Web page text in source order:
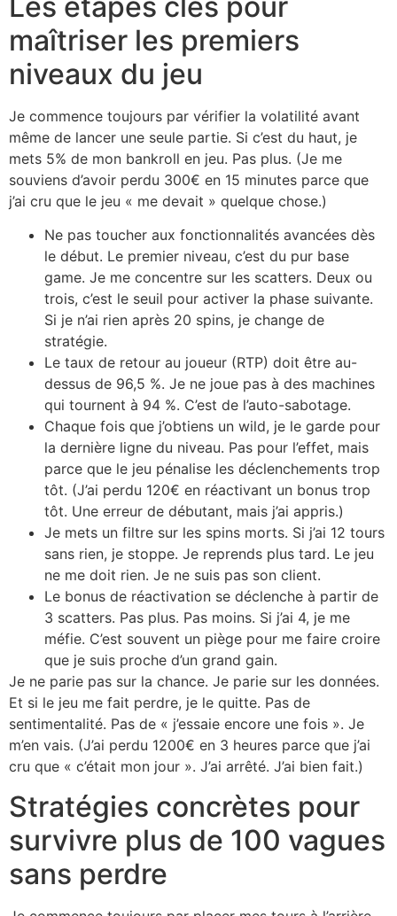
maîtriser les premiers
niveaux du jeu
Je commence toujours par vérifier la volatilité avant
même de lancer une seule partie. Si c’est du haut, je
mets 5% de mon bankroll en jeu. Pas plus. (Je me
souviens d’avoir perdu 300€ en 15 minutes parce que
j’ai cru que le jeu « me devait » quelque chose.)
Ne pas toucher aux fonctionnalités avancées dès
le début. Le premier niveau, c’est du pur base
game. Je me concentre sur les scatters. Deux ou
trois, c’est le seuil pour activer la phase suivante.
Si je n’ai rien après 20 spins, je change de
stratégie.
Le taux de retour au joueur (RTP) doit être au-
dessus de 96,5 %. Je ne joue pas à des machines
qui tournent à 94 %. C’est de l’auto-sabotage.
Chaque fois que j’obtiens un wild, je le garde pour
la dernière ligne du niveau. Pas pour l’effet, mais
parce que le jeu pénalise les déclenchements trop
tôt. (J’ai perdu 120€ en réactivant un bonus trop
tôt. Une erreur de débutant, mais j’ai appris.)
Je mets un filtre sur les spins morts. Si j’ai 12 tours
sans rien, je stoppe. Je reprends plus tard. Le jeu
ne me doit rien. Je ne suis pas son client.
Le bonus de réactivation se déclenche à partir de
3 scatters. Pas plus. Pas moins. Si j’ai 4, je me
méfie. C’est souvent un piège pour me faire croire
que je suis proche d’un grand gain.
Je ne parie pas sur la chance. Je parie sur les données.
Et si le jeu me fait perdre, je le quitte. Pas de
sentimentalité. Pas de « j’essaie encore une fois ». Je
m’en vais. (J’ai perdu 1200€ en 3 heures parce que j’ai
cru que « c’était mon jour ». J’ai arrêté. J’ai bien fait.)
Stratégies concrètes pour
survivre plus de 100 vagues
sans perdre